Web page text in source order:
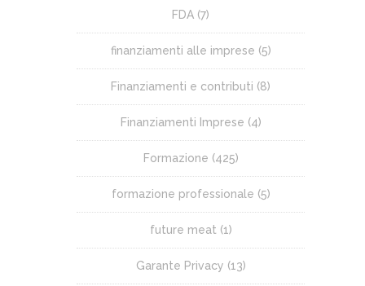
FDA (7)
finanziamenti alle imprese (5)
Finanziamenti e contributi (8)
Finanziamenti Imprese (4)
Formazione (425)
formazione professionale (5)
future meat (1)
Garante Privacy (13)